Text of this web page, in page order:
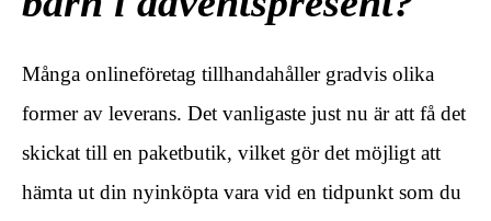
Många onlineföretag tillhandahåller gradvis olika
former av leverans. Det vanligaste just nu är att få det
skickat till en paketbutik, vilket gör det möjligt att
hämta ut din nyinköpta vara vid en tidpunkt som du